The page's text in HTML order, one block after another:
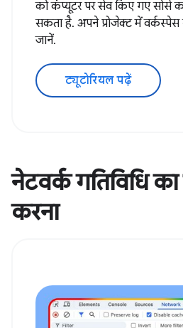
को कंप्यूटर पर सेव किए गए सोर्स
सकता है. अपने प्रोजेक्ट में
जानें.
ट्यूटोरियल पढ़ें
नेटवर्क गतिविधि
करना